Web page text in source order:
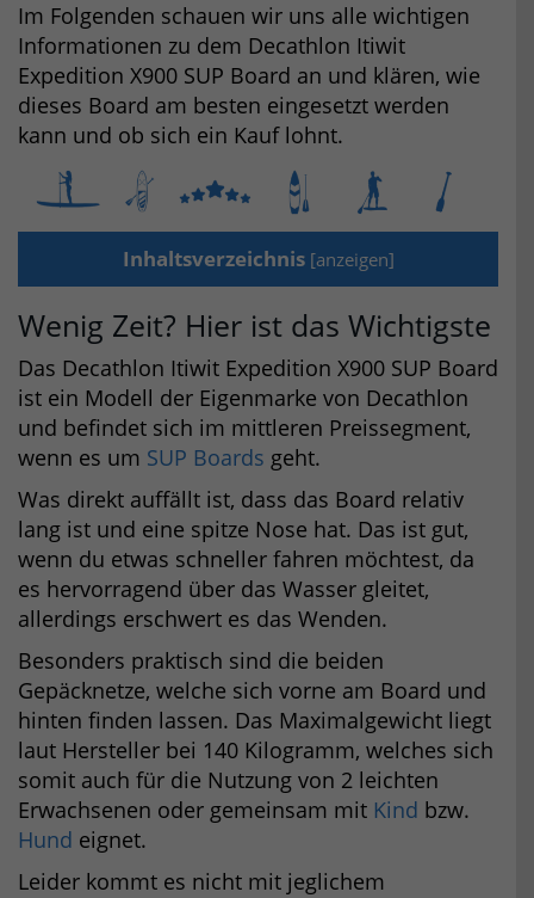
Im Folgenden schauen wir uns alle wichtigen
Informationen zu dem Decathlon Itiwit
Expedition X900 SUP Board an und klären, wie
dieses Board am besten eingesetzt werden
kann und ob sich ein Kauf lohnt.
Inhaltsverzeichnis [anzeigen]
Wenig Zeit? Hier ist das Wichtigste
Das Decathlon Itiwit Expedition X900 SUP Board
ist ein Modell der Eigenmarke von Decathlon
und befindet sich im mittleren Preissegment,
wenn es um SUP Boards geht.
Was direkt auffällt ist, dass das Board relativ
lang ist und eine spitze Nose hat. Das ist gut,
wenn du etwas schneller fahren möchtest, da
es hervorragend über das Wasser gleitet,
allerdings erschwert es das Wenden.
Besonders praktisch sind die beiden
Gepäcknetze, welche sich vorne am Board und
hinten finden lassen. Das Maximalgewicht liegt
laut Hersteller bei 140 Kilogramm, welches sich
somit auch für die Nutzung von 2 leichten
Erwachsenen oder gemeinsam mit Kind bzw.
Hund eignet.
Leider kommt es nicht mit jeglichem